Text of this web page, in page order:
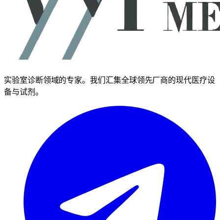
实验室诊断领域的专家。我们汇集全球领先厂商的现代医疗设
备与试剂。